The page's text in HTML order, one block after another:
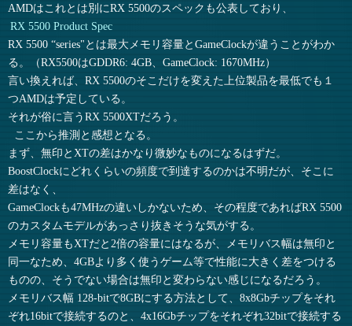
AMDはこれとは別にRX 5500のスペックも公表しており、
RX 5500 Product Spec
RX 5500 “series"とは最大メモリ容量とGameClockが違うことがわか
る。（RX5500はGDDR6: 4GB、GameClock: 1670MHz）
言い換えれば、RX 5500のそこだけを変えた上位製品を最低でも１
つAMDは予定している。
それが俗に言うRX 5500XTだろう。
ここから推測と感想となる。
まず、無印とXTの差はかなり微妙なものになるはずだ。
BoostClockにどれくらいの頻度で到達するのかは不明だが、そこに
差はなく、
GameClockも47MHzの違いしかないため、その程度であればRX 5500
のカスタムモデルがあっさり抜きそうな気がする。
メモリ容量もXTだと2倍の容量にはなるが、メモリバス幅は無印と
同一なため、4GBより多く使うゲーム等で性能に大きく差をつける
ものの、そうでない場合は無印と変わらない感じになるだろう。
メモリバス幅 128-bitで8GBにする方法として、8x8Gbチップをそれ
ぞれ16bitで接続するのと、4x16Gbチップをそれぞれ32bitで接続する